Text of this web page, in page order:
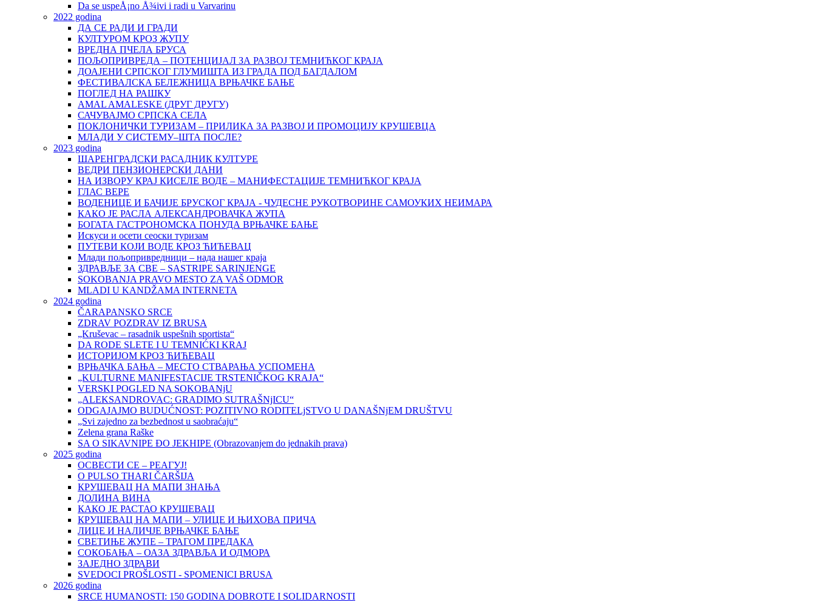
Da se uspeÅ¡no Å¾ivi i radi u Varvarinu
2022 godina
ДА СЕ РАДИ И ГРАДИ
КУЛТУРОМ КРОЗ ЖУПУ
ВРЕДНА ПЧЕЛА БРУСА
ПОЉОПРИВРЕДА – ПОТЕНЦИЈАЛ ЗА РАЗВОЈ ТЕМНИЋКОГ КРАЈА
ДОАЈЕНИ СРПСКОГ ГЛУМИШТА ИЗ ГРАДА ПОД БАГДАЛОМ
ФЕСТИВАЛСКА БЕЛЕЖНИЦА ВРЊАЧКЕ БАЊЕ
ПОГЛЕД НА РАШКУ
AMAL AMALESKE (ДРУГ ДРУГУ)
САЧУВАЈМО СРПСКА СЕЛА
ПОКЛОНИЧКИ ТУРИЗАМ – ПРИЛИКА ЗА РАЗВОЈ И ПРОМОЦИЈУ КРУШЕВЦА
МЛАДИ У СИСТЕМУ–ШТА ПОСЛЕ?
2023 godina
ШАРЕНГРАДСКИ РАСАДНИК КУЛТУРЕ
ВЕДРИ ПЕНЗИОНЕРСКИ ДАНИ
НА ИЗВОРУ КРАЈ КИСЕЛЕ ВОДЕ – МАНИФЕСТАЦИЈЕ ТЕМНИЋКОГ КРАЈА
ГЛАС ВЕРЕ
ВОДЕНИЦЕ И БАЧИЈЕ БРУСКОГ КРАЈА - ЧУДЕСНЕ РУКОТВОРИНЕ САМОУКИХ НЕИМАРА
КАКО ЈЕ РАСЛА АЛЕКСАНДРОВАЧКА ЖУПА
БОГАТА ГАСТРОНОМСКА ПОНУДА ВРЊАЧКЕ БАЊЕ
Искуси и осети сеоски туризам
ПУТЕВИ КОЈИ ВОДЕ КРОЗ ЋИЋЕВАЦ
Млади пољопривредници – нада нашег краја
ЗДРАВЉЕ ЗА СВЕ – SASTRIPE SARINJENGE
SOKOBANJA PRAVO MESTO ZA VAŠ ODMOR
MLADI U KANDŽAMA INTERNETA
2024 godina
ČARAPANSKO SRCE
ZDRAV POZDRAV IZ BRUSA
„Kruševac – rasadnik uspešnih sportista“
DA RODE SLETE I U TEMNIĆKI KRAJ
ИСТОРИЈОМ КРОЗ ЋИЋЕВАЦ
ВРЊАЧКА БАЊА – МЕСТО СТВАРАЊА УСПОМЕНА
„KULTURNE MANIFESTACIJE TRSTENIČKOG KRAJA“
VERSKI POGLED NA SOKOBANjU
„ALEKSANDROVAC: GRADIMO SUTRAŠNjICU“
ODGAJAJMO BUDUĆNOST: POZITIVNO RODITELjSTVO U DANAŠNjEM DRUŠTVU
„Svi zajedno za bezbednost u saobraćaju“
Zelena grana Raške
SA O SIKAVNIPE ĐO JEKHIPE (Obrazovanjem do jednakih prava)
2025 godina
ОСВЕСТИ СЕ – РЕАГУЈ!
O PULSO THARI ČARŠIJA
КРУШЕВАЦ НА МАПИ ЗНАЊА
ДОЛИНА ВИНА
КАКО ЈЕ РАСТАО КРУШЕВАЦ
КРУШЕВАЦ НА МАПИ – УЛИЦЕ И ЊИХОВА ПРИЧА
ЛИЦЕ И НАЛИЧЈЕ ВРЊАЧКЕ БАЊЕ
СВЕТИЊЕ ЖУПЕ – ТРАГОМ ПРЕДАКА
СОКОБАЊА – ОАЗА ЗДРАВЉА И ОДМОРА
ЗАЈЕДНО ЗДРАВИ
SVEDOCI PROŠLOSTI - SPOMENICI BRUSA
2026 godina
SRCE HUMANOSTI: 150 GODINA DOBROTE I SOLIDARNOSTI